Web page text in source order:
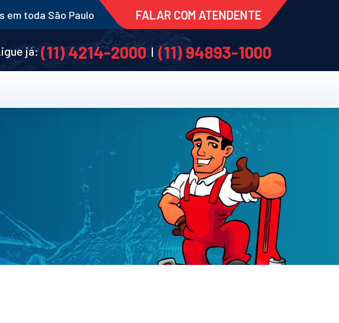
em toda São Paulo FALAR COM ATENDENTE
já:(11) 4214-2000|(11) 94893-1000